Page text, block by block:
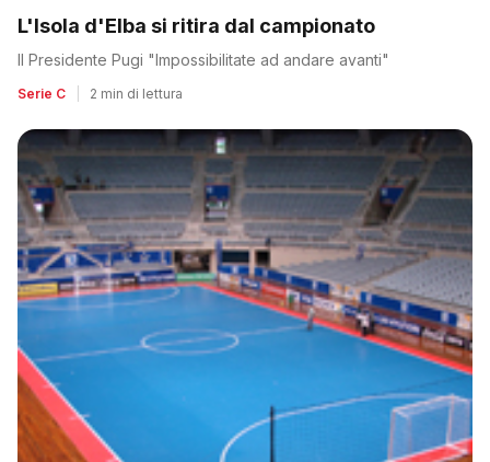
L'Isola d'Elba si ritira dal campionato
Il Presidente Pugi "Impossibilitate ad andare avanti"
Serie C 2 min di lettura